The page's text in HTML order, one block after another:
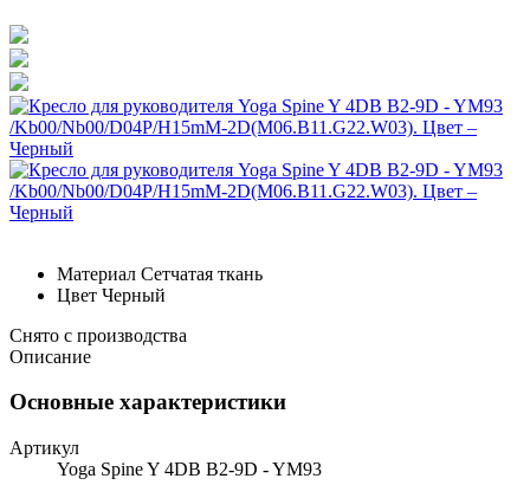
Материал Сетчатая ткань
Цвет Черный
Снято с производства
Описание
Основные характеристики
Артикул
Yoga Spine Y 4DB B2-9D - YM93